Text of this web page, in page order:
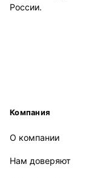
России.
Компания
О компании
Нам доверяют